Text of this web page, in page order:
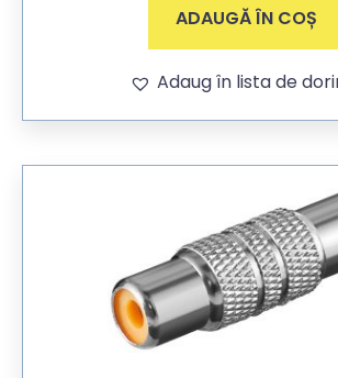
ADAUGĂ ÎN COȘ
Adaug în lista de